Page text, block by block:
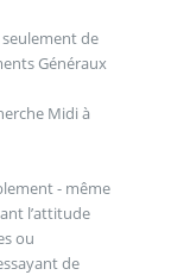
de
Généraux
Midi à
- même
l’attitude
ou
de